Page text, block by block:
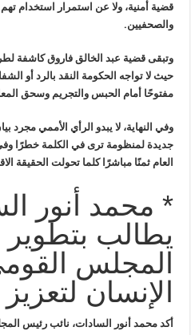
قضية أمنية، ولا عن استمرار استخدام
والصحفيين.
وتبقى قضية عبد الخالق فاروق كاشفة
حيث لا تواجه الحكومة النقد بالرد أو
مفتوحًا أمام الحبس والتجريم وسحق
وفي النهاية، لا يبدو الرأي الأممي مجرد
جديدة لمنظومة ترى في الكلمة خطرًا
العام ثمنًا مباشرًا كلما تحولت الحقيقة
* محمد أنور
يطالب بتطوير
المجلس
الإنسان
أكد محمد أنور السادات، نائب رئيس